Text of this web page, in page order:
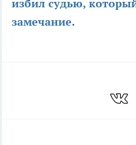
избил судью,
замечание.